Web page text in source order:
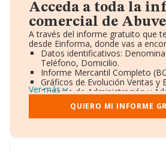
Acceda a toda la
comercial de
A través del informe gratuito que
desde Einforma, donde vas a
Datos identificativos:
Teléfono, Domicilio.
Informe Mercantil Completo
Gráficos de Evolución Ventas y
Consejo de Administración y
Directivos y Ejecutivos.
Accionistas.
Participaciones y Vinculaciones
Información oficial y registral
Ver más
QUIERO MI INFORME